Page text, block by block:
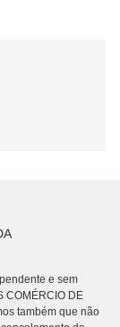
e sem
COMÉRCIO DE
também que não